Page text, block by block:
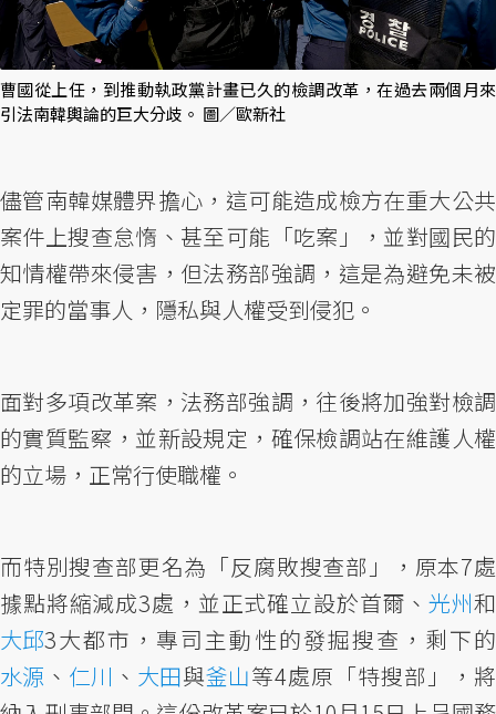
曹國從上任，到推動執政黨計畫已久的檢調改革，在過去兩個月來
引法南韓輿論的巨大分歧。 圖／歐新社
儘管南韓媒體界擔心，這可能造成檢方在重大公共
案件上搜查怠惰、甚至可能「吃案」，並對國民的
知情權帶來侵害，但法務部強調，這是為避免未被
定罪的當事人，隱私與人權受到侵犯。
面對多項改革案，法務部強調，往後將加強對檢調
的實質監察，並新設規定，確保檢調站在維護人權
的立場，正常行使職權。
而特別搜查部更名為「反腐敗搜查部」，原本7處
據點將縮減成3處，並正式確立設於首爾、光州和
大邱3大都市，專司主動性的發掘搜查，剩下的
水源 、 仁川 、 大田與釜山等4處原「特搜部」，將